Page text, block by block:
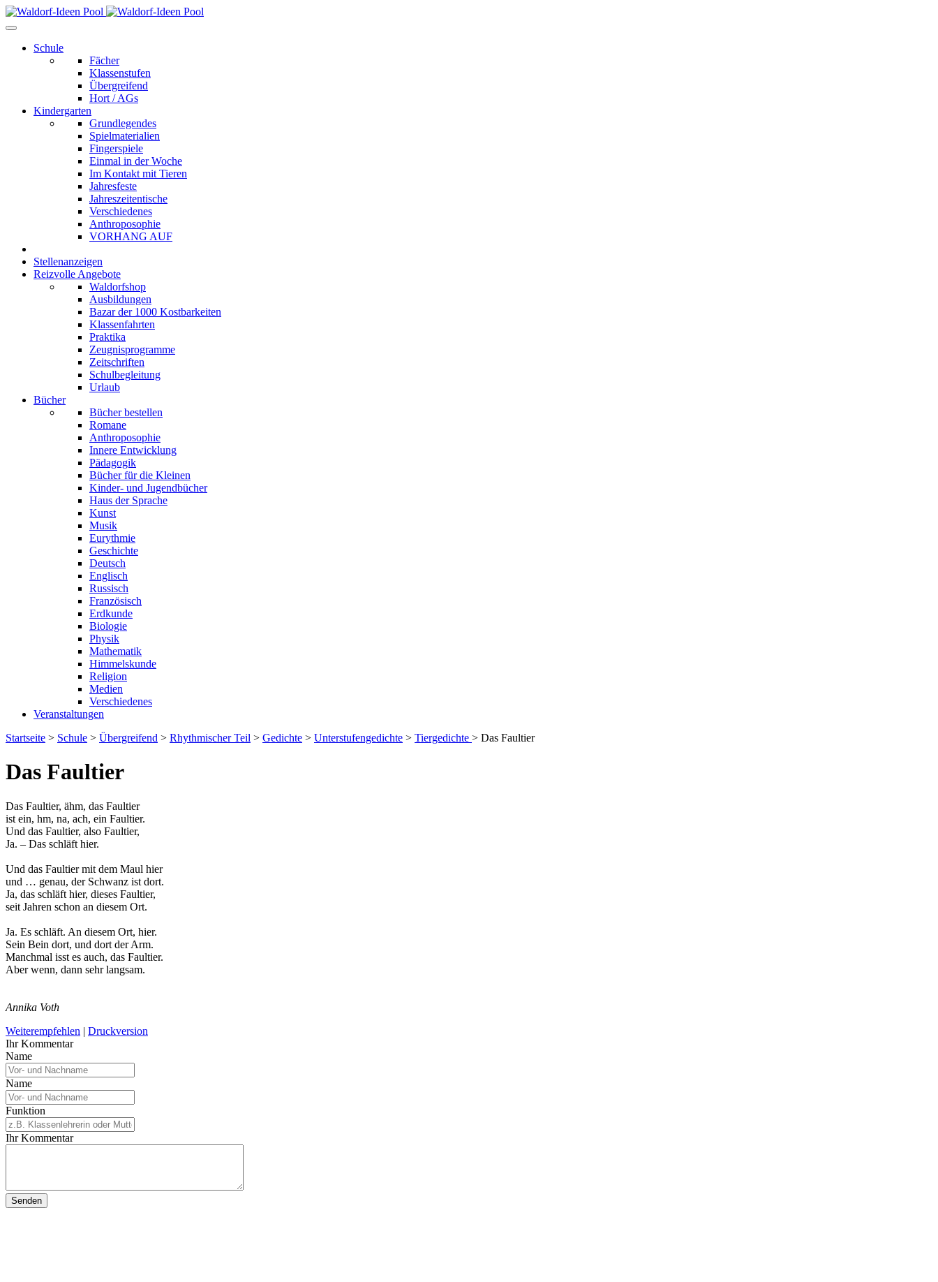
Schule
Fächer
Klassenstufen
Übergreifend
Hort / AGs
Kindergarten
Grundlegendes
Spielmaterialien
Fingerspiele
Einmal in der Woche
Im Kontakt mit Tieren
Jahresfeste
Jahreszeitentische
Verschiedenes
Anthroposophie
VORHANG AUF
Stellenanzeigen
Reizvolle Angebote
Waldorfshop
Ausbildungen
Bazar der 1000 Kostbarkeiten
Klassenfahrten
Praktika
Zeugnisprogramme
Zeitschriften
Schulbegleitung
Urlaub
Bücher
Bücher bestellen
Romane
Anthroposophie
Innere Entwicklung
Pädagogik
Bücher für die Kleinen
Kinder- und Jugendbücher
Haus der Sprache
Kunst
Musik
Eurythmie
Geschichte
Deutsch
Englisch
Russisch
Französisch
Erdkunde
Biologie
Physik
Mathematik
Himmelskunde
Religion
Medien
Verschiedenes
Veranstaltungen
Startseite > Schule > Übergreifend > Rhythmischer Teil > Gedichte > Unterstufengedichte > Tiergedichte > Das Faultier
Das Faultier
Das Faultier, ähm, das Faultier
ist ein, hm, na, ach, ein Faultier.
Und das Faultier, also Faultier,
Ja. – Das schläft hier.
Und das Faultier mit dem Maul hier
und … genau, der Schwanz ist dort.
Ja, das schläft hier, dieses Faultier,
seit Jahren schon an diesem Ort.
Ja. Es schläft. An diesem Ort, hier.
Sein Bein dort, und dort der Arm.
Manchmal isst es auch, das Faultier.
Aber wenn, dann sehr langsam.
Annika Voth
Weiterempfehlen | Druckversion
Ihr Kommentar
Name
Name
Funktion
Ihr Kommentar